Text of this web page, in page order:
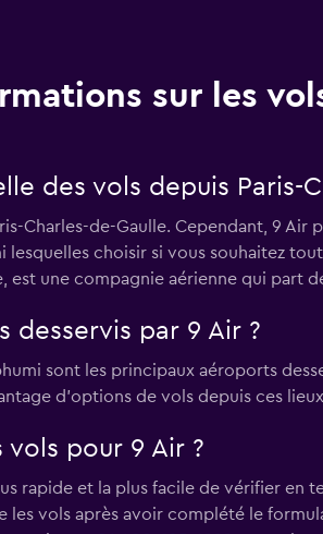
sur les
des vols depuis Paris-
Charles-de-Gaulle. Cependant, 9 Air
choisir si vous souhaitez
est une compagnie aérienne qui part
desservis par 9 Air ?
sont les principaux aéroports
d'options de vols depuis ces
pour 9 Air ?
rapide et la plus facile de vérifier en
vols après avoir complété le